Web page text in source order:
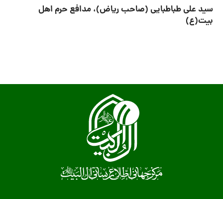
سید علی طباطبایی (صاحب ریاض)، مدافع حرم اهل
بیت(ع)